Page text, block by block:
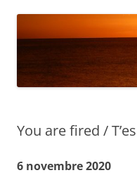
You are fired /
6 novembre 2020